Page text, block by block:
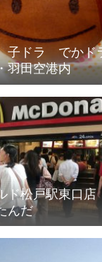
子ドラ でか
田空港内
ド松戸駅東口
んだ